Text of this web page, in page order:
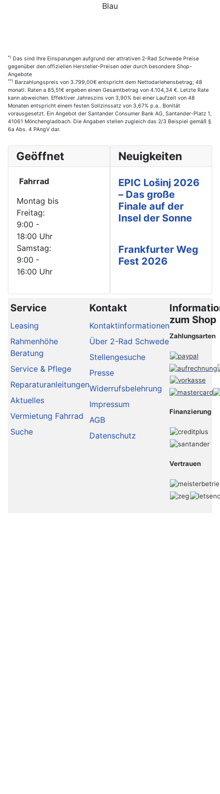
Blau
*) Das sind Ihre Einsparungen aufgrund der attrativen 2-Rad Schwede Preise
gegenüber den offiziellen Hersteller-Preisen oder durch besondere Shop-
Angebote
**) Barzahlungspreis von 3.799,00€ entspricht dem Nettodarlehensbetrag; 48
monatl. Raten a 85,51€ ergeben einen Gesamtbetrag von 4.104,34 €. Letzte Rate
kann abweichen. Effektiver Jahreszins von 3,90% bei einer Laufzeit von 48
Monaten entspricht einem festen Sollzinssatz von 3,67% p.a.. Bonität
vorausgesetzt. Ein Angebot der Santander Consumer Bank AG, Santander-Platz 1,
41061 Mönchengladbach. Die Angaben stellen zugleich das 2/3 Beispiel gemäß §
6a Abs. 4 PAngV dar.
Geöffnet
Fahrrad
Montag bis
Freitag:
9:00 -
18:00 Uhr
Samstag:
9:00 -
16:00 Uhr
Neuigkeiten
EPIC Lošinj 2026
– Das große
Finale auf der
Insel der Sonne
Frankfurter Weg
Fest 2026
Service
Leasing
Rahmenhöhe
Beratung
Service & Pflege
Reparaturanleitungen
Aktuelles
Vermietung Fahrrad
Suche
Kontakt
Kontaktinformationen
Über 2-Rad Schwede
Stellengesuche
Presse
Widerrufsbelehrung
Impressum
AGB
Datenschutz
zum Shop
Zahlungsarten
Finanzierung
Vertrauen